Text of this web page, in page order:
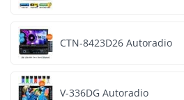
CTN-8423D26 Autoradio
V-336DG Autoradio